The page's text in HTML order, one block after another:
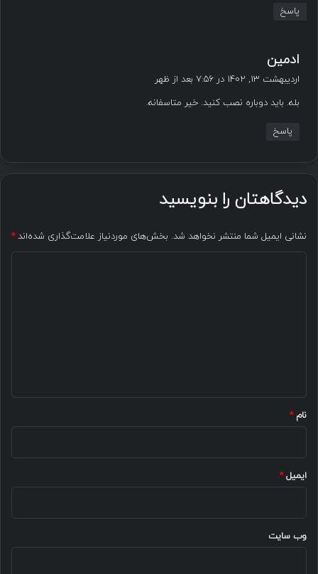
پاسخ
ادمین
:
اردیبهشت ۱۳, ۱۴۰۲ در ۷:۵۶ بعد از ظهر
بله. باید دوباره نصب کنید. خیر متاسفانه.
پاسخ
دیدگاهتان را بنویسید
نشانی ایمیل شما منتشر نخواهد شد. بخش‌های موردنیاز علامت‌گذاری شده‌اند*
نام*
ایمیل*
وب‌ سایت